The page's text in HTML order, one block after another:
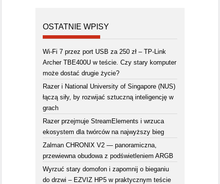
OSTATNIE WPISY
Wi-Fi 7 przez port USB za 250 zł – TP-Link
Archer TBE400U w teście. Czy stary komputer
może dostać drugie życie?
Razer i National University of Singapore (NUS)
łączą siły, by rozwijać sztuczną inteligencję w
grach
Razer przejmuje StreamElements i wrzuca
ekosystem dla twórców na najwyższy bieg
Zalman CHRONIX V2 — panoramiczna,
przewiewna obudowa z podświetleniem ARGB
Wyrzuć stary domofon i zapomnij o bieganiu
do drzwi – EZVIZ HP5 w praktycznym teście